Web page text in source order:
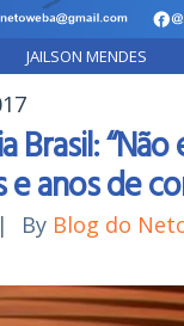
JAILSON MENDES
Brasil:
anos de
| By Blog do